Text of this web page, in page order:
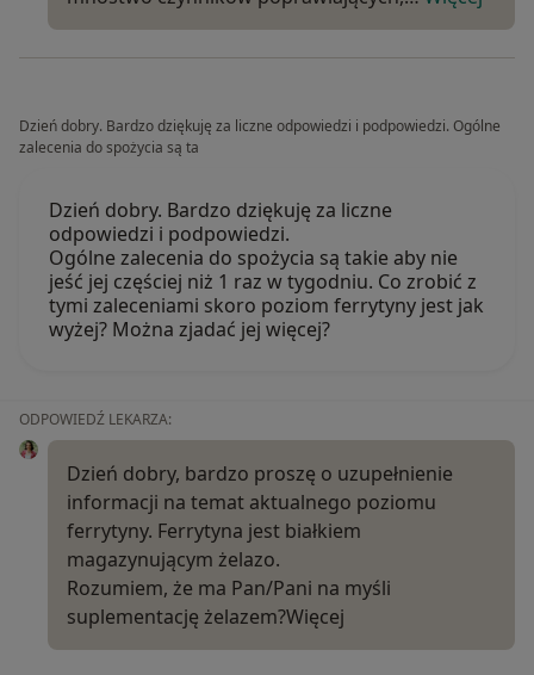
Dzień dobry. Bardzo dziękuję za liczne odpowiedzi i podpowiedzi. Ogólne
zalecenia do spożycia są ta
Dzień dobry. Bardzo dziękuję za liczne
odpowiedzi i podpowiedzi.
Ogólne zalecenia do spożycia są takie aby nie
jeść jej częściej niż 1 raz w tygodniu. Co zrobić z
tymi zaleceniami skoro poziom ferrytyny jest jak
wyżej? Można zjadać jej więcej?
ODPOWIEDŹ LEKARZA:
Dzień dobry, bardzo proszę o uzupełnienie
informacji na temat aktualnego poziomu
ferrytyny. Ferrytyna jest białkiem
magazynującym żelazo.
Rozumiem, że ma Pan/Pani na myśli
suplementację żelazem?Więcej